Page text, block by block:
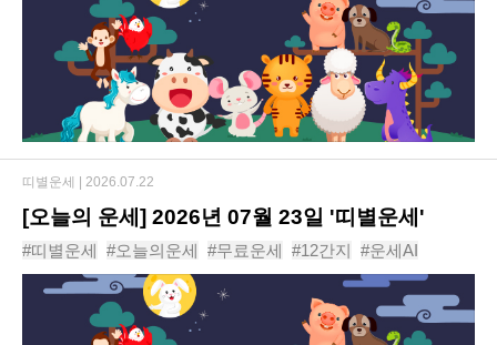
[오늘의 운세] 2026년 07월 23일 '띠별운세'
#띠별운세 #오늘의운세 #무료운세 #12간지
#운세AI
#동물운세 #운세 #신년운세 #사주 #년도운세
띠별운세 | 2026.07.22